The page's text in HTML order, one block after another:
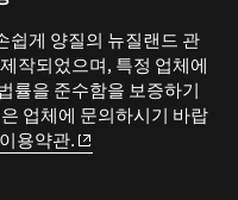
쉽게 양질의 뉴질랜드 관
작되었으며, 특정 업체에
률을 준수함을 보증하기
업체에 문의하시기 바랍
용약관. (opens in new window)